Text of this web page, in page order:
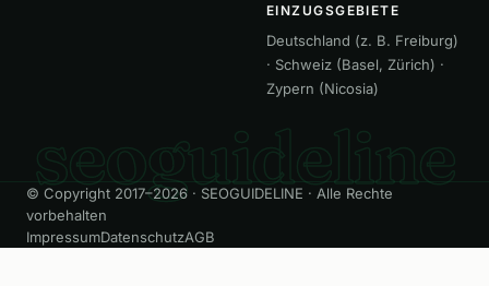
EINZUGSGEBIETE
Deutschland (z. B. Freiburg)
· Schweiz (Basel, Zürich) ·
Zypern (Nicosia)
seoguideline
© Copyright 2017–2026 · SEOGUIDELINE · Alle Rechte
vorbehalten
ImpressumDatenschutzAGB